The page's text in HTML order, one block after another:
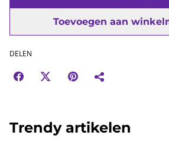
Toevoegen aan
DELEN
Trendy artikelen